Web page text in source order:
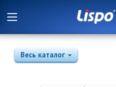
Весь каталог